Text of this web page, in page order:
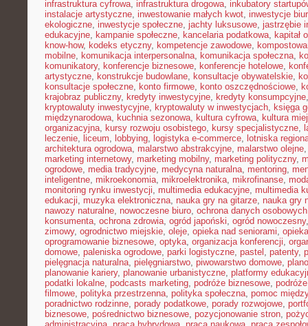
infrastruktura cyfrowa, infrastruktura drogowa, inkubatory
instalacje artystyczne, inwestowanie małych kwot, inwestycje
ekologiczne, inwestycje społeczne, jachty luksusowe, jastrzębie
edukacyjne, kampanie społeczne, kancelaria podatkowa, kapitał
know-how, kodeks etyczny, kompetencje zawodowe,
mobilne, komunikacja interpersonalna, komunikacja społeczna,
komunikatory, konferencje biznesowe, konferencje hotelowe,
artystyczne, konstrukcje budowlane, konsultacje obywatelskie,
konsultacje społeczne, konto firmowe, konto oszczędnościowe,
krajobraz publiczny, kredyty inwestycyjne, kredyty konsumpcyjne
kryptowaluty inwestycyjne, kryptowaluty w inwestycjach, księga
międzynarodowa, kuchnia sezonowa, kultura cyfrowa, kultura
organizacyjna, kursy rozwoju osobistego, kursy specjalistyczne,
leczenie, liceum, lobbying, logistyka e-commerce, lotniska
architektura ogrodowa, malarstwo abstrakcyjne, malarstwo olejne
marketing internetowy, marketing mobilny, marketing polityczny,
ogrodowe, media tradycyjne, medycyna naturalna, mentoring,
inteligentne, mikroekonomia, mikroelektronika, mikrofinanse,
monitoring rynku inwestycji, multimedia edukacyjne, multimedia
edukacji, muzyka elektroniczna, nauka gry na gitarze, nauka gry
nawozy naturalne, nowoczesne biuro, ochrona danych osobowych
konsumenta, ochrona zdrowia, ogród japoński, ogród nowoczesny
zimowy, ogrodnictwo miejskie, oleje, opieka nad seniorami,
oprogramowanie biznesowe, optyka, organizacja konferencji,
domowe, paleniska ogrodowe, parki logistyczne, pastel , patenty,
pielęgnacja naturalna, pielęgniarstwo, piwowarstwo domowe,
planowanie kariery, planowanie urbanistyczne, platformy
podatki lokalne, podcasts marketing, podróże biznesowe,
filmowe, polityka przestrzenna, polityka społeczna, pomoc
poradnictwo rodzinne, porady podatkowe, porady rozwojowe,
biznesowe, pośrednictwo biznesowe, pozycjonowanie stron,